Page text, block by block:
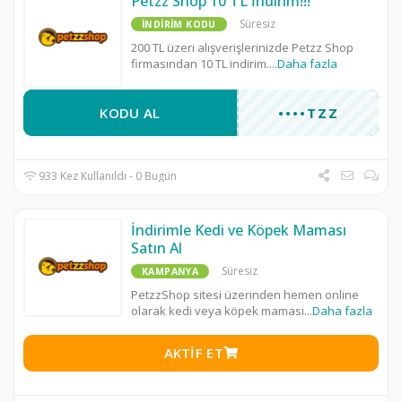
İNDIRIM KODU Süresiz
200 TL üzeri alışverişlerinizde Petzz Shop
firmasından 10 TL indirim....Daha fazla
••••TZZ
KODU AL
933 Kez Kullanıldı - 0 Bugün
İndirimle Kedi ve Köpek Maması
Satın Al
KAMPANYA Süresiz
PetzzShop sitesi üzerinden hemen online
olarak kedi veya köpek maması...Daha fazla
AKTIF ET